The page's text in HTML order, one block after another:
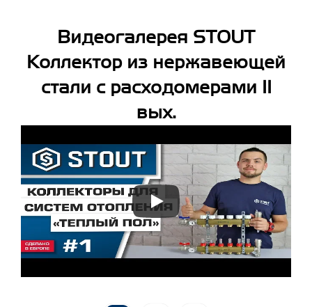
Видеогалерея STOUT
Коллектор из нержавеющей
стали с расходомерами 11
вых.